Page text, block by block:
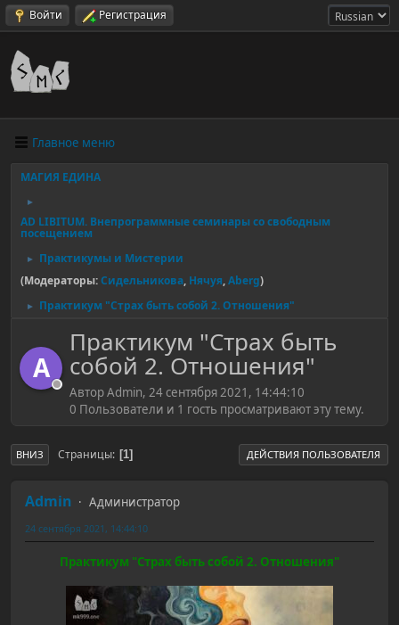
Войти Регистрация
Главное меню
МАГИЯ ЕДИНА
►
AD LIBITUM. Внепрограммные семинары со свободным
посещением
►
Практикумы и Мистерии
(Модераторы:Сидельникова, Нячуя,Aberg)
► Практикум "Страх быть собой 2. Отношения"
A
Практикум "Страх быть
собой 2. Отношения"
Автор Admin, 24 сентября 2021, 14:44:10
0 Пользователи и 1 гость просматривают эту тему.
ВНИЗ Страницы 1 ДЕЙСТВИЯ ПОЛЬЗОВАТЕЛЯ
Admin Администратор
24 сентября 2021, 14:44:10
Практикум "Страх быть собой 2. Отношения"